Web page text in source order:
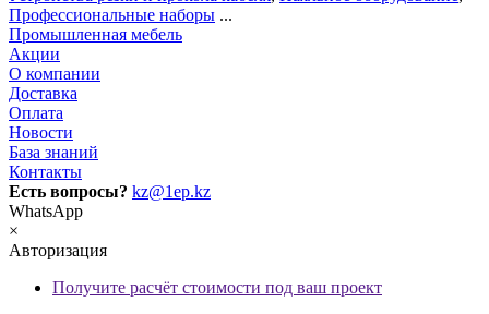
Профессиональные наборы ...
Промышленная мебель
Акции
О компании
Доставка
Оплата
Новости
База знаний
Контакты
Есть вопросы? kz@1ep.kz
WhatsApp
×
Авторизация
Получите расчёт стоимости под ваш проект